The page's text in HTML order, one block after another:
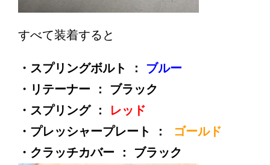
すべて装着すると
・スプリングボルト ： ブルー
・リテーナー ： ブラック
・スプリング ：
レッド
・プレッシャープレート ： ゴールド
・クラッチカバー ： ブラック